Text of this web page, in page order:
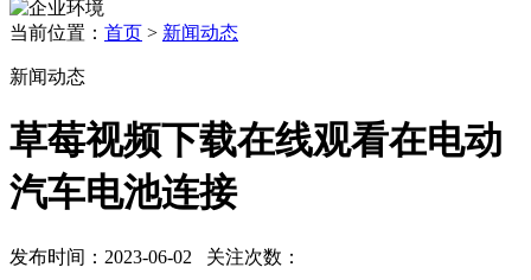
当前位置： 首页 > 新闻动态
新闻动态
草莓视频下载在线观看在电动
汽车电池连接
发布时间：2023-06-02 关注次数：